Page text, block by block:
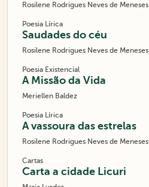
Rosilene Rodrigues Neves de Meneses
Poesia Lírica
Saudades do céu
Rosilene Rodrigues Neves de Meneses
Poesia Existencial
A Missão da Vida
Meriellen Baldez
Poesia Lírica
A vassoura das estrelas
Rosilene Rodrigues Neves de Meneses
Cartas
Carta a cidade Licuri